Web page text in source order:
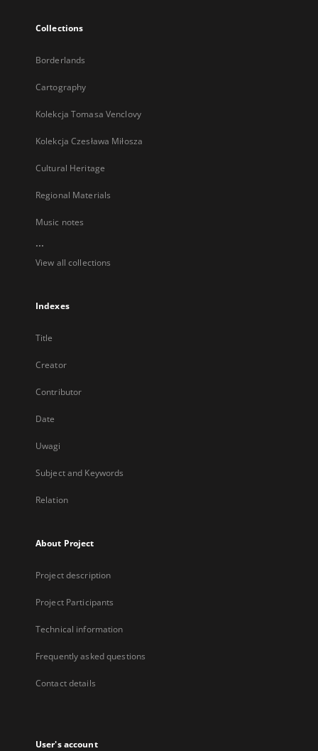
Collections
Borderlands
Cartography
Kolekcja Tomasa Venclovy
Kolekcja Czesława Miłosza
Cultural Heritage
Regional Materials
Music notes
...
View all collections
Indexes
Title
Creator
Contributor
Date
Uwagi
Subject and Keywords
Relation
About Project
Project description
Project Participants
Technical information
Frequently asked questions
Contact details
User's account